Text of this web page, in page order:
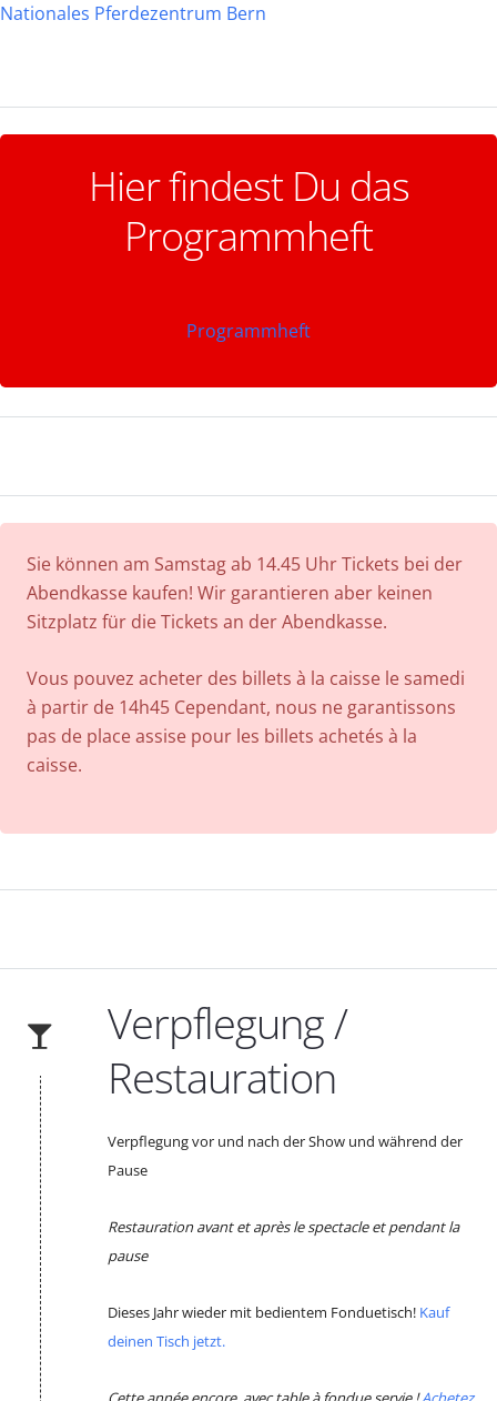
Nationales Pferdezentrum Bern
Hier findest Du das
Programmheft
Programmheft
Sie können am Samstag ab 14.45 Uhr Tickets bei der
Abendkasse kaufen! Wir garantieren aber keinen
Sitzplatz für die Tickets an der Abendkasse.
Vous pouvez acheter des billets à la caisse le samedi
à partir de 14h45 Cependant, nous ne garantissons
pas de place assise pour les billets achetés à la
caisse.
Verpflegung /
Restauration
Verpflegung vor und nach der Show und während der
Pause
Restauration avant et après le spectacle et pendant la
pause
Dieses Jahr wieder mit bedientem Fonduetisch! Kauf
deinen Tisch jetzt.